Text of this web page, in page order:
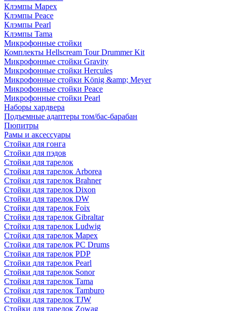
Клэмпы Mapex
Клэмпы Peace
Клэмпы Pearl
Клэмпы Tama
Микрофонные стойки
Комплекты Hellscream Tour Drummer Kit
Микрофонные стойки Gravity
Микрофонные стойки Hercules
Микрофонные стойки König &amp; Meyer
Микрофонные стойки Peace
Микрофонные стойки Pearl
Наборы хардвера
Подъемные адаптеры том/бас-барабан
Пюпитры
Рамы и аксессуары
Стойки для гонга
Стойки для пэдов
Стойки для тарелок
Стойки для тарелок Arborea
Стойки для тарелок Brahner
Стойки для тарелок Dixon
Стойки для тарелок DW
Стойки для тарелок Foix
Стойки для тарелок Gibraltar
Стойки для тарелок Ludwig
Стойки для тарелок Mapex
Стойки для тарелок PC Drums
Стойки для тарелок PDP
Стойки для тарелок Pearl
Стойки для тарелок Sonor
Стойки для тарелок Tama
Стойки для тарелок Tamburo
Стойки для тарелок TJW
Стойки для тарелок Zowag